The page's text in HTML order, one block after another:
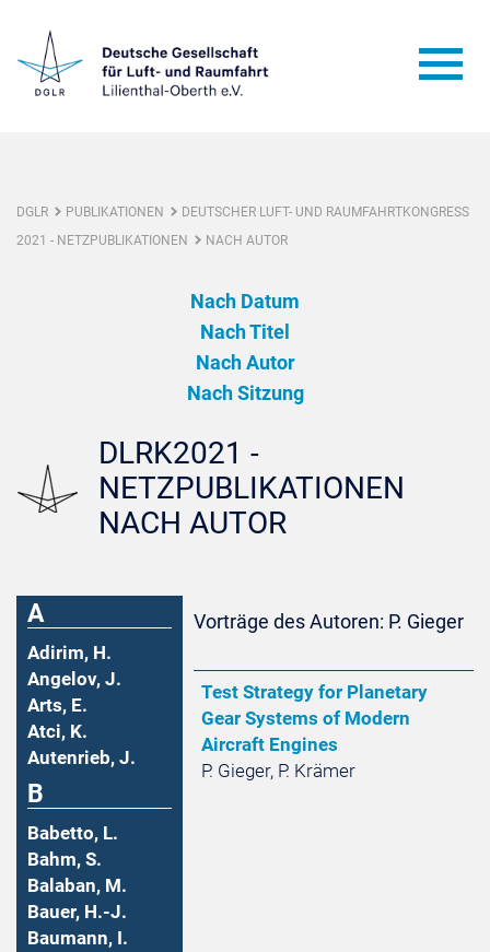
DGLR PUBLIKATIONEN
DEUTSCHER LUFT- UND RAUMFAHRTKONGRESS
2021 - NETZPUBLIKATIONEN
NACH AUTOR
Nach Datum
Nach Titel
Nach Autor
Nach Sitzung
DLRK2021 -
NETZPUBLIKATIONEN
NACH AUTOR
A
Adirim, H.
Angelov, J.
Arts, E.
Atci, K.
Autenrieb, J.
B
Babetto, L.
Bahm, S.
Balaban, M.
Bauer, H.-J.
Baumann, I.
Vorträge des Autoren: P. Gieger
Test Strategy for Planetary
Gear Systems of Modern
Aircraft Engines
P. Gieger, P. Krämer